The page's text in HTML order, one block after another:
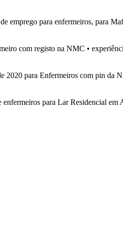
emprego para enfermeiros, para
com registo na NMC •
para Enfermeiros com pin da
enfermeiros para Lar Residencial